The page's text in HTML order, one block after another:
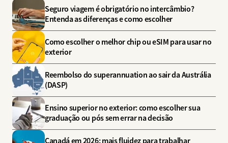
Seguro viagem é obrigatório no intercâmbio?
Entenda as diferenças e como escolher
Como escolher o melhor chip ou eSIM para usar no
exterior
Reembolso do superannuation ao sair da Austrália
(DASP)
Ensino superior no exterior: como escolher sua
graduação ou pós sem errar na decisão
Canadá em 2026: mais fluidez para trabalhar